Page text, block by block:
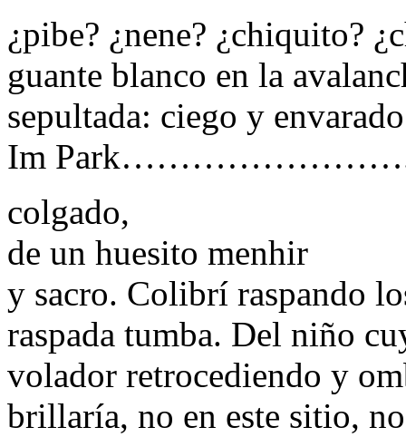
¿pibe? ¿nene? ¿chiquito?
guante blanco en la
sepultada: ciego y
Im
colgado,
de un huesito menhir
y sacro. Colibrí raspando
raspada tumba. Del niño
volador retrocediendo y
brillaría, no en este sitio,